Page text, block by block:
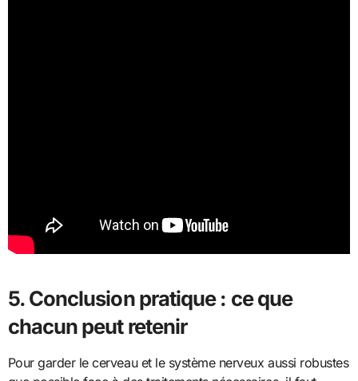
5. Conclusion pratique : ce que
chacun peut retenir
Pour garder le cerveau et le système nerveux aussi robustes